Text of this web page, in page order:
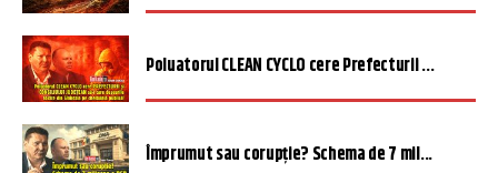
Poluatorul CLEAN CYCLO cere Prefecturii ...
Împrumut sau corupție? Schema de 7 mil...